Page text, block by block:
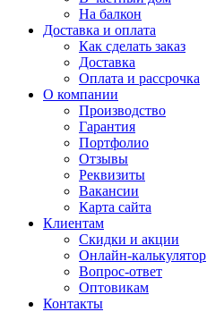
На балкон
Доставка и оплата
Как сделать заказ
Доставка
Оплата и рассрочка
О компании
Производство
Гарантия
Портфолио
Отзывы
Реквизиты
Вакансии
Карта сайта
Клиентам
Скидки и акции
Онлайн-калькулятор
Вопрос-ответ
Оптовикам
Контакты